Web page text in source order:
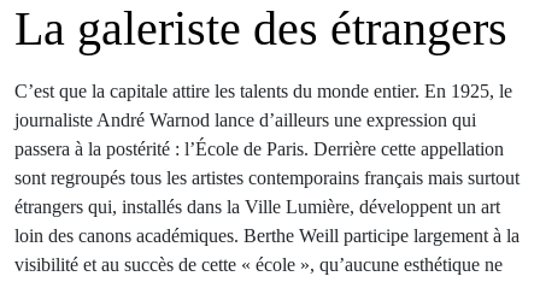
La galeriste des étrangers
C’est que la capitale attire les talents du monde entier. En 1925, le
journaliste André Warnod lance d’ailleurs une expression qui
passera à la postérité : l’École de Paris. Derrière cette appellation
sont regroupés tous les artistes contemporains français mais surtout
étrangers qui, installés dans la Ville Lumière, développent un art
loin des canons académiques. Berthe Weill participe largement à la
visibilité et au succès de cette « école », qu’aucune esthétique ne